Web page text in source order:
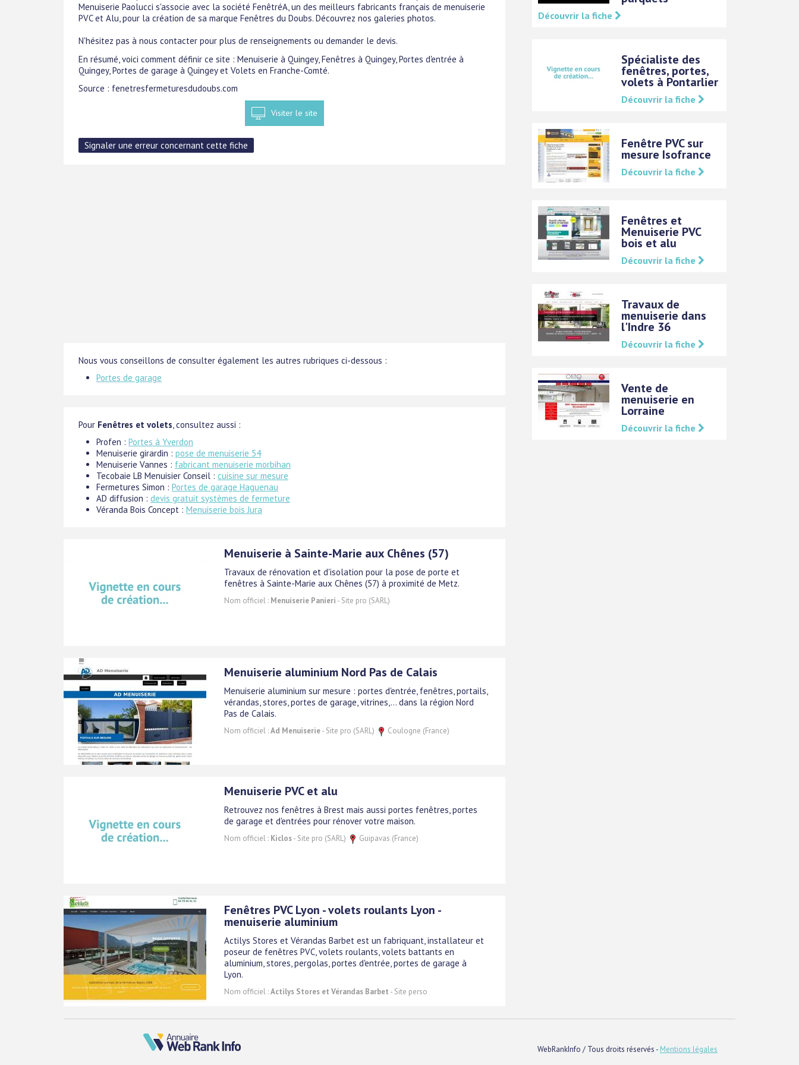
Menuiserie Paolucci s'associe avec la société FenêtréA, un des meilleurs fabricants français de menuiserie
PVC et Alu, pour la création de sa marque Fenêtres du Doubs. Découvrez nos galeries photos.
N'hésitez pas à nous contacter pour plus de renseignements ou demander le devis.
En résumé, voici comment définir ce site : Menuiserie à Quingey, Fenêtres à Quingey, Portes d'entrée à
Quingey, Portes de garage à Quingey et Volets en Franche-Comté.
Source : fenetresfermeturesdudoubs.com
Visiter le site
Nous vous conseillons de consulter également les autres rubriques ci-dessous :
Portes de garage
Pour Fenêtres et volets, consultez aussi :
Profen : Portes à Yverdon
Menuiserie girardin : pose de menuiserie 54
Menuiserie Vannes : fabricant menuiserie morbihan
Tecobaie LB Menuisier Conseil : cuisine sur mesure
Fermetures Simon : Portes de garage Haguenau
AD diffusion : devis gratuit systèmes de fermeture
Véranda Bois Concept : Menuiserie bois Jura
Menuiserie à Sainte-Marie aux Chênes (57)
Travaux de rénovation et d'isolation pour la pose de porte et
fenêtres à Sainte-Marie aux Chênes (57) à proximité de Metz.
Nom officiel : Menuiserie Panieri - Site pro (SARL)
Menuiserie aluminium Nord Pas de Calais
Menuiserie aluminium sur mesure : portes d'entrée, fenêtres, portails,
vérandas, stores, portes de garage, vitrines,... dans la région Nord
Pas de Calais.
Nom officiel :Ad Menuiserie- Site pro (SARL) Coulogne (France)
Menuiserie PVC et alu
Retrouvez nos fenêtres à Brest mais aussi portes fenêtres, portes
de garage et d'entrées pour rénover votre maison.
Nom officiel : Kiclos- Site pro (SARL) Guipavas (France)
Fenêtres PVC Lyon - volets roulants Lyon -
menuiserie aluminium
Actilys Stores et Vérandas Barbet est un fabriquant, installateur et
poseur de fenêtres PVC, volets roulants, volets battants en
aluminium, stores, pergolas, portes d'entrée, portes de garage à
Lyon.
Nom officiel :Actilys Stores et Vérandas Barbet - Site perso
Découvrir la fiche
Spécialiste des
fenêtres, portes,
volets à Pontarlier
Découvrir la fiche
Fenêtre PVC sur
mesure Isofrance
Découvrir la fiche
Fenêtres et
Menuiserie PVC
bois et alu
Découvrir la fiche
Travaux de
menuiserie dans
l'Indre 36
Découvrir la fiche
Vente de
menuiserie en
Lorraine
Découvrir la fiche
WebRankInfo / Tous droits réservés - Mentions légales